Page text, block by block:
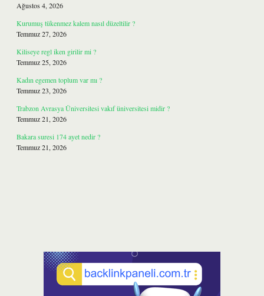
Ağustos 4, 2026
Kurumuş tükenmez kalem nasıl düzeltilir ?
Temmuz 27, 2026
Kiliseye regl iken girilir mi ?
Temmuz 25, 2026
Kadın egemen toplum var mı ?
Temmuz 23, 2026
Trabzon Avrasya Üniversitesi vakıf üniversitesi midir ?
Temmuz 21, 2026
Bakara suresi 174 ayet nedir ?
Temmuz 21, 2026